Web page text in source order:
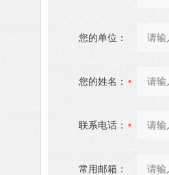
您的单位：
您的姓名：
联系电话：
常用邮箱：